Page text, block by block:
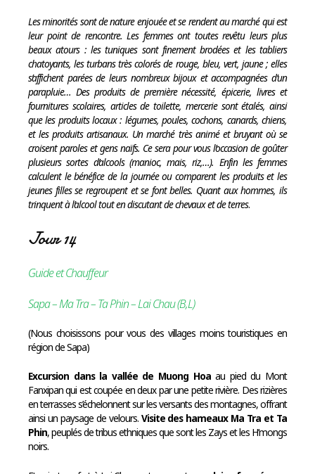
Les minorités sont de nature enjouée et se rendent au marché qui est
leur point de rencontre. Les femmes ont toutes revêtu leurs plus
beaux atours : les tuniques sont finement brodées et les tabliers
chatoyants, les turbans très colorés de rouge, bleu, vert, jaune ; elles
s’affichent parées de leurs nombreux bijoux et accompagnées d’un
parapluie… Des produits de première nécessité, épicerie, livres et
fournitures scolaires, articles de toilette, mercerie sont étalés, ainsi
que les produits locaux : légumes, poules, cochons, canards, chiens,
et les produits artisanaux. Un marché très animé et bruyant où se
croisent paroles et gens naïfs. Ce sera pour vous l’occasion de goûter
plusieurs sortes d’alcools (manioc, mais, riz,…). Enfin les femmes
calculent le bénéfice de la journée ou comparent les produits et les
jeunes filles se regroupent et se font belles. Quant aux hommes, ils
trinquent à l’alcool tout en discutant de chevaux et de terres.
Jour 14
Guide et Chauffeur
Sapa – Ma Tra – Ta Phin – Lai Chau (B,L)
(Nous choisissons pour vous des villages moins touristiques en
région de Sapa)
Excursion dans la vallée de Muong Hoaau pied du Mont
Fanxipan qui est coupée en deux par une petite rivière. Des rizières
en terrasses s’échelonnent sur les versants des montagnes, offrant
ainsi un paysage de velours. Visite des hameaux Ma Tra et Ta
Phin, peuplés de tribus ethniques que sont les Zays et les H’mongs
noirs.